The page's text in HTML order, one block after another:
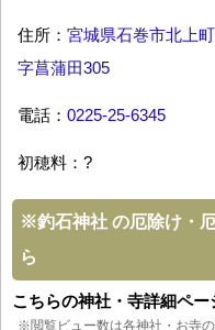
住所： 宮城県石巻市北上
字菖蒲田305
電話： 0225-25-6345
初穂料：?
※釣石神社 の厄除け・
ら
こちらの神社・寺詳細ペ
※閲覧ビュー数は各神社・お寺